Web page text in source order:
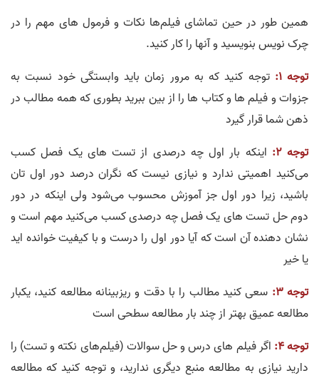
همین طور در حین تماشای فیلم‌ها نکات و فرمول های مهم را در
چرک نویس بنویسید و آنها را کار کنید.
توجه 1:
توجه کنید که به مرور زمان باید وابستگی خود نسبت به
جزوات و فیلم ها و کتاب ها را از بین ببرید بطوری که همه مطالب در
ذهن شما قرار گیرد
توجه 2:
اینکه بار اول چه درصدی از تست های یک فصل کسب
می‌کنید اهمیتی ندارد و نیازی نیست که نگران درصد دور اول تان
باشید، زیرا دور اول جز آموزش محسوب می‌شود ولی اینکه در دور
دوم حل تست های یک فصل چه درصدی کسب می‌کنید مهم است و
نشان دهنده آن است که آیا دور اول را درست و با کیفیت خوانده اید
یا خیر
توجه 3:
سعی کنید مطالب را با دقت و ریزبینانه مطالعه کنید، یکبار
مطالعه عمیق بهتر از چند بار مطالعه سطحی است
توجه 4:
اگر فیلم های درس و حل سوالات (فیلم‌های نکته و تست) را
دارید نیازی به مطالعه منبع دیگری ندارید، و توجه کنید که مطالعه